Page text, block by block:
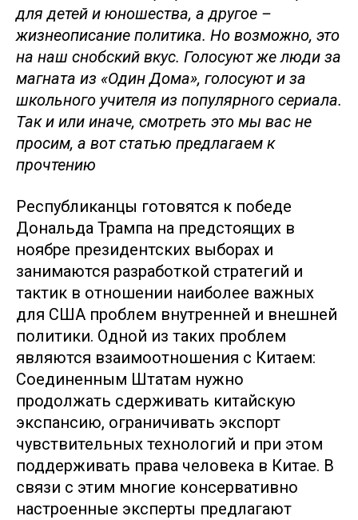
для детей и юношества, а другое –
жизнеописание политика. Но возможно, это
на наш снобский вкус. Голосуют же люди за
магната из «Один Дома», голосуют и за
школьного учителя из популярного сериала.
Так и или иначе, смотреть это мы вас не
просим, а вот статью предлагаем к
прочтению
Республиканцы готовятся к победе
Дональда Трампа на предстоящих в
ноябре президентских выборах и
занимаются разработкой стратегий и
тактик в отношении наиболее важных
для США проблем внутренней и внешней
политики. Одной из таких проблем
являются взаимоотношения с Китаем:
Соединенным Штатам нужно
продолжать сдерживать китайскую
экспансию, ограничивать экспорт
чувствительных технологий и при этом
поддерживать права человека в Китае. В
связи с этим многие консервативно
настроенные эксперты предлагают